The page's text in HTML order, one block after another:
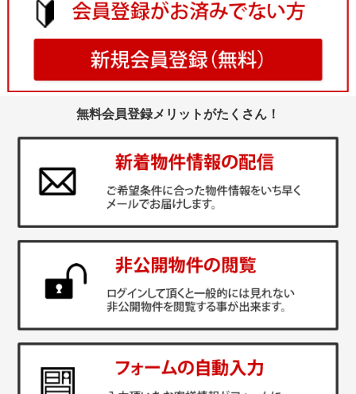
無料会員登録メリットがたくさん！